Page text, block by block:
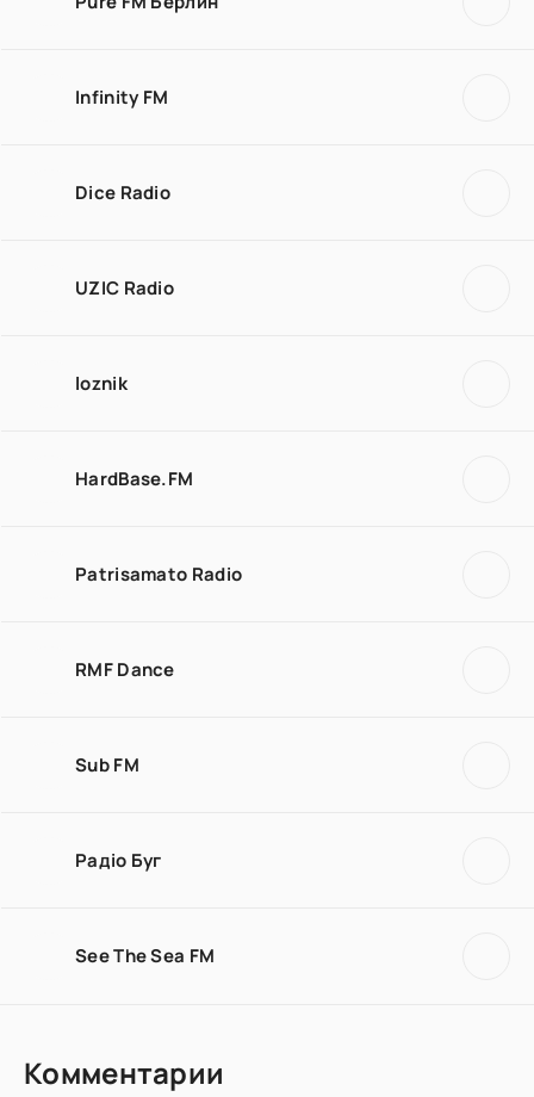
Infinity FM
Dice Radio
UZIC Radio
loznik
HardBase.FM
Patrisamato Radio
RMF Dance
Sub FM
Радіо Буг
See The Sea FM
Комментарии